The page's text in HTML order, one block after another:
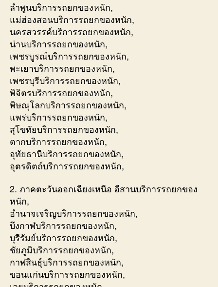
ลำพูนบริการรถยกของหนัก,
แม่ฮ่องสอนบริการรถยกของหนัก,
นครสวรรค์บริการรถยกของหนัก,
น่านบริการรถยกของหนัก,
เพชรบูรณ์บริการรถยกของหนัก,
พะเยาบริการรถยกของหนัก,
เพชรบุรีบริการรถยกของหนัก,
พิจิตรบริการรถยกของหนัก,
พิษณุโลกบริการรถยกของหนัก,
แพร่บริการรถยกของหนัก,
สุโขทัยบริการรถยกของหนัก,
ตากบริการรถยกของหนัก,
อุทัยธานีบริการรถยกของหนัก,
อุตรดิตถ์บริการรถยกของหนัก,
2. ภาคตะวันออกเฉียงเหนือ อีสานบริการรถยกของ
หนัก,
อำนาจเจริญบริการรถยกของหนัก,
บึงกาฬบริการรถยกของหนัก,
บุรีรัมย์บริการรถยกของหนัก,
ชัยภูมิบริการรถยกของหนัก,
กาฬสินธุ์บริการรถยกของหนัก,
ขอนแก่นบริการรถยกของหนัก,